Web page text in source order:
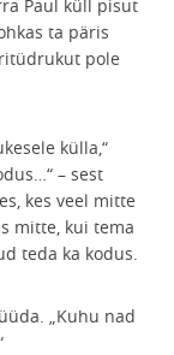
Paul küll pisut
ta päris
pole
külla,“
– sest
kes veel mitte
mitte, kui tema
teda ka kodus.
„Kuhu nad